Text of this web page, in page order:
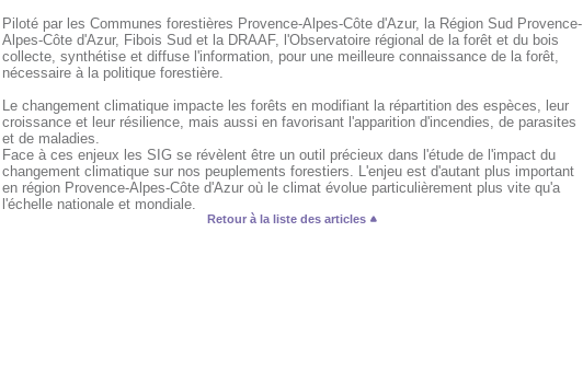
Piloté par les Communes forestières Provence-Alpes-Côte d'Azur, la Région Sud Provence-
Alpes-Côte d'Azur, Fibois Sud et la DRAAF, l'Observatoire régional de la forêt et du bois
collecte, synthétise et diffuse l'information, pour une meilleure connaissance de la forêt,
nécessaire à la politique forestière.
Le changement climatique impacte les forêts en modifiant la répartition des espèces, leur
croissance et leur résilience, mais aussi en favorisant l'apparition d'incendies, de parasites
et de maladies.
Face à ces enjeux les SIG se révèlent être un outil précieux dans l'étude de l'impact du
changement climatique sur nos peuplements forestiers. L'enjeu est d'autant plus important
en région Provence-Alpes-Côte d'Azur où le climat évolue particulièrement plus vite qu'a
l'échelle nationale et mondiale.
Retour à la liste des articles